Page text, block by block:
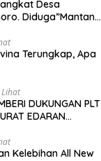
Diduga”Mantan
Terungkap, Apa
Lihat
DUKUNGAN PLT
EDARAN
MTS KELUAR
Kelebihan All New